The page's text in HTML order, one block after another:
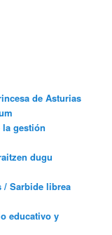
de Asturias
gestión
dugu
/ Sarbide librea
educativo y